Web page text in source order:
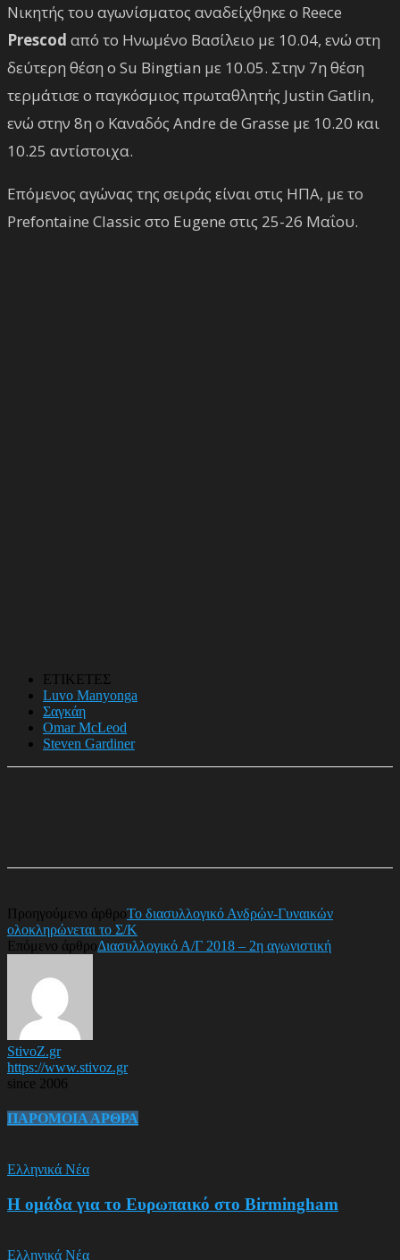
Νικητής του αγωνίσματος αναδείχθηκε ο Reece
Prescod από το Ηνωμένο Βασίλειο με 10.04, ενώ στη
δεύτερη θέση ο Su Bingtian με 10.05. Στην 7η θέση
τερμάτισε ο παγκόσμιος πρωταθλητής Justin Gatlin,
ενώ στην 8η ο Καναδός Andre de Grasse με 10.20 και
10.25 αντίστοιχα.
Επόμενος αγώνας της σειράς είναι στις ΗΠΑ, με το
Prefontaine Classic στο Eugene στις 25-26 Μαΐου.
ΕΤΙΚΕΤΕΣ
Luvo Manyonga
Σαγκάη
Omar McLeod
Steven Gardiner
Προηγούμενο άρθροΤο διασυλλογικό Ανδρών-Γυναικών
ολοκληρώνεται το Σ/Κ
Επόμενο άρθροΔιασυλλογικό Α/Γ 2018 – 2η αγωνιστική
StivoZ.gr
https://www.stivoz.gr
since 2006
ΠΑΡΟΜΟΙΑ ΑΡΘΡΑ
Ελληνικά Νέα
Η ομάδα για το Ευρωπαικό στο Birmingham
Ελληνικά Νέα